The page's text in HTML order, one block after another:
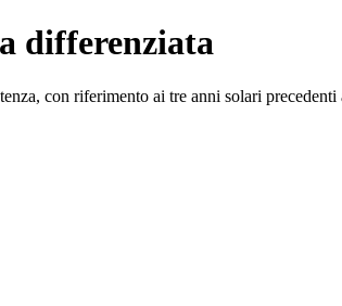
differenziata
con riferimento ai tre anni solari